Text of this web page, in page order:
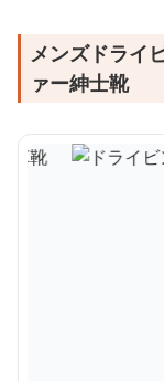
メンズドライ
ァー紳士靴